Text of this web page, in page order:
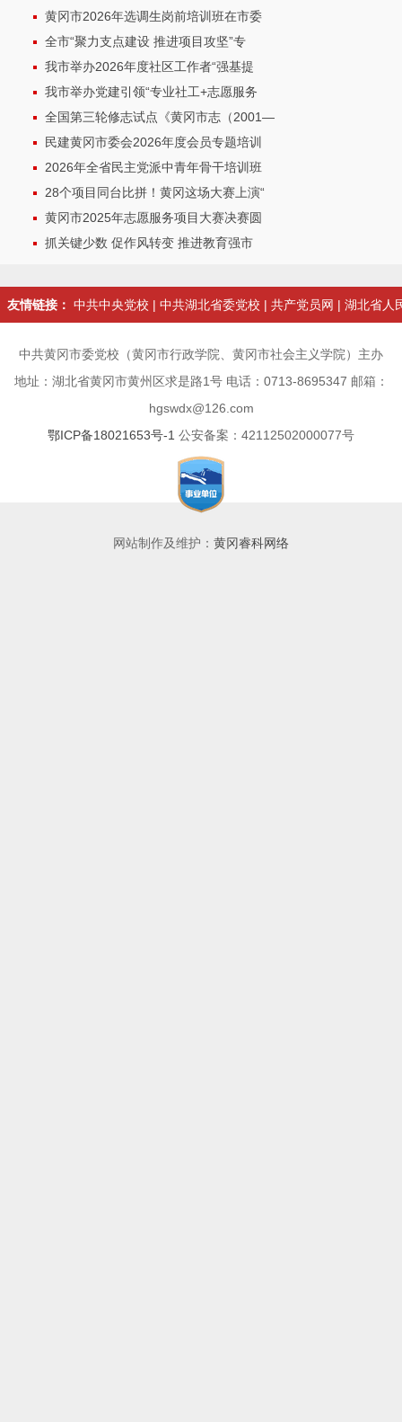
黄冈市2026年选调生岗前培训班在市委
全市“聚力支点建设 推进项目攻坚”专
我市举办2026年度社区工作者“强基提
我市举办党建引领“专业社工+志愿服务
全国第三轮修志试点《黄冈市志（2001—
民建黄冈市委会2026年度会员专题培训
2026年全省民主党派中青年骨干培训班
28个项目同台比拼！黄冈这场大赛上演“
黄冈市2025年志愿服务项目大赛决赛圆
抓关键少数 促作风转变 推进教育强市
友情链接： 中共中央党校 | 中共湖北省委党校 | 共产党员网 | 湖北省人
中共黄冈市委党校（黄冈市行政学院、黄冈市社会主义学院）主办
地址：湖北省黄冈市黄州区求是路1号 电话：0713-8695347 邮箱：
hgswdx@126.com
鄂ICP备18021653号-1 公安备案：42112502000077号
网站制作及维护： 黄冈睿科网络